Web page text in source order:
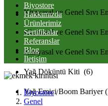
Kimyasal ve Genel Sıvı
Kimyasal ve Genel Sıvı
Kimyasal ve Genel Sıvı
Yağ Döküntü Kiti (6)
Yağ Emici Boom Bariyer
Biyostore
Hakkımızda
Ürünlerimiz
Sertifikalar
Referanslar
Blog
İletişim
Biyostore/
Genel